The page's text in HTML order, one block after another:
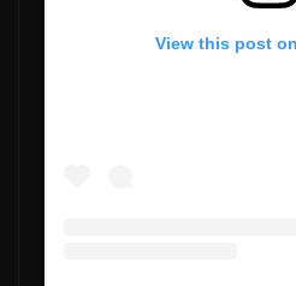
View this post